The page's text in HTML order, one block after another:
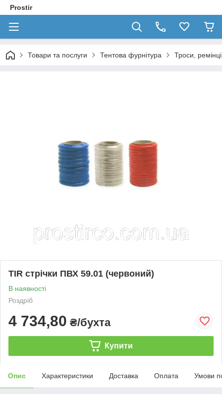
Prostir
Товари та послуги Тентова фурнітура Троси,
TIR стрічки ПВХ 59.01 (червоний)
В наявності
Роздріб
4 734,80 ₴/бухта
Купити
Опис Характеристики Доставка Оплата Умови